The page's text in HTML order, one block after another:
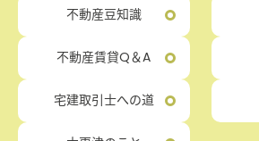
不動産豆知識
不動産賃貸Q＆A
宅建取引士への道